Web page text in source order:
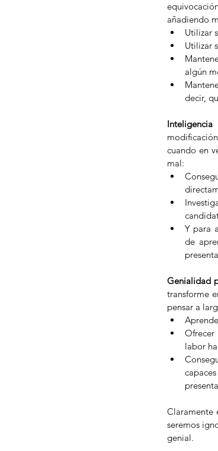
añadiendo
Utilizar
Utilizar
algún
decir,
Inteligencia
cuando en
mal:
Y para
de
Genialidad
transforme
pensar a
labor
Claramente
seremos
genial.